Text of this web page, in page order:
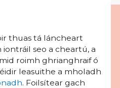
thuas tá láncheart
seo a cheartú, a
roimh ghrianghraif ó
leasuithe a mholadh
. Foilsítear gach